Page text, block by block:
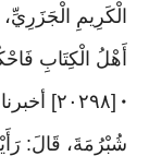
الْكَرِيمِ
أَهْلُ الْكِتَابِ
•
[٢٠٢٩٨]